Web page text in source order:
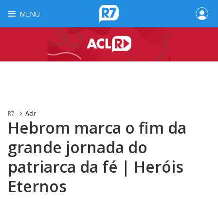
MENU
R7 Aclr
Hebrom marca o fim da
grande jornada do
patriarca da fé | Heróis
Eternos